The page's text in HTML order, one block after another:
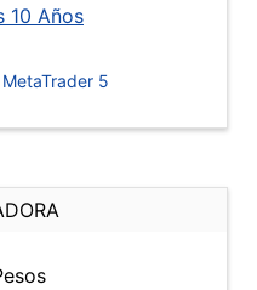
10 Años
MetaTrader 5